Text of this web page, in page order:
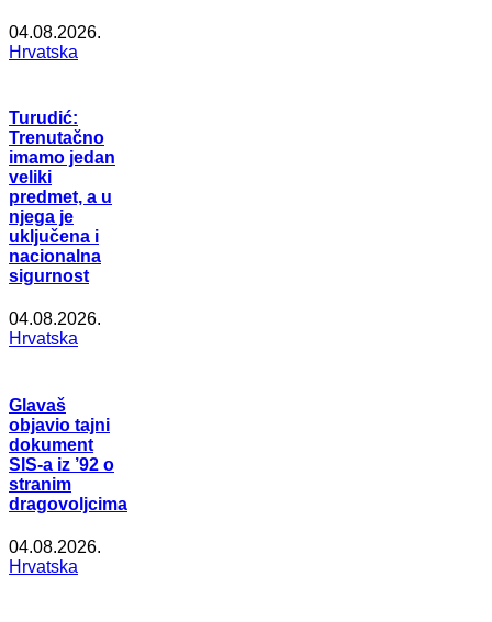
04.08.2026.
Hrvatska
Turudić:
Trenutačno
imamo jedan
veliki
predmet, a u
njega je
uključena i
nacionalna
sigurnost
04.08.2026.
Hrvatska
Glavaš
objavio tajni
dokument
SIS-a iz ’92 o
stranim
dragovoljcima
04.08.2026.
Hrvatska